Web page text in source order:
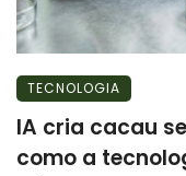
TECNOLOGIA
IA cria cacau
como a